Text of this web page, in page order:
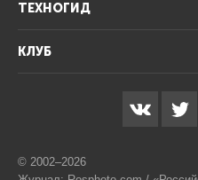
ТЕХНОГИД
КЛУБ
© 2002–2026